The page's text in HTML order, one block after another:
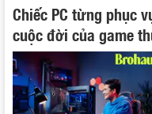
Chiếc PC từng phục
cuộc đời của game